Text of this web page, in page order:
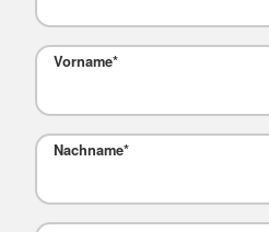
Vorname*
Nachname*